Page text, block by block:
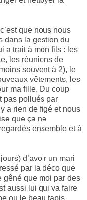
que nous nous
dans la gestion du
a trait à mon fils : les
les réunions de
souvent à 2), le
vêtements, les
ma fille. Du coup
pas pollués par
a rien de figé et nous
que ça ne
ensemble et à
d’avoir un mari
par la déco que
gêné que moi par des
aussi lui qui va faire
ou le beau tapis